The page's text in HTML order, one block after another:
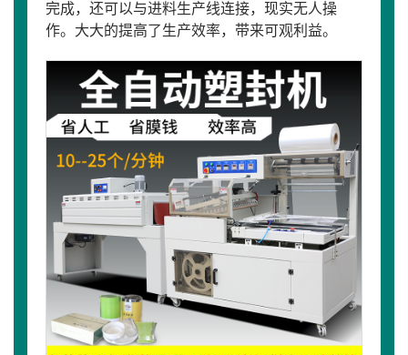
完成，还可以与进料生产线连接，现实无人操
作。大大的提高了生产效率，带来可观利益。